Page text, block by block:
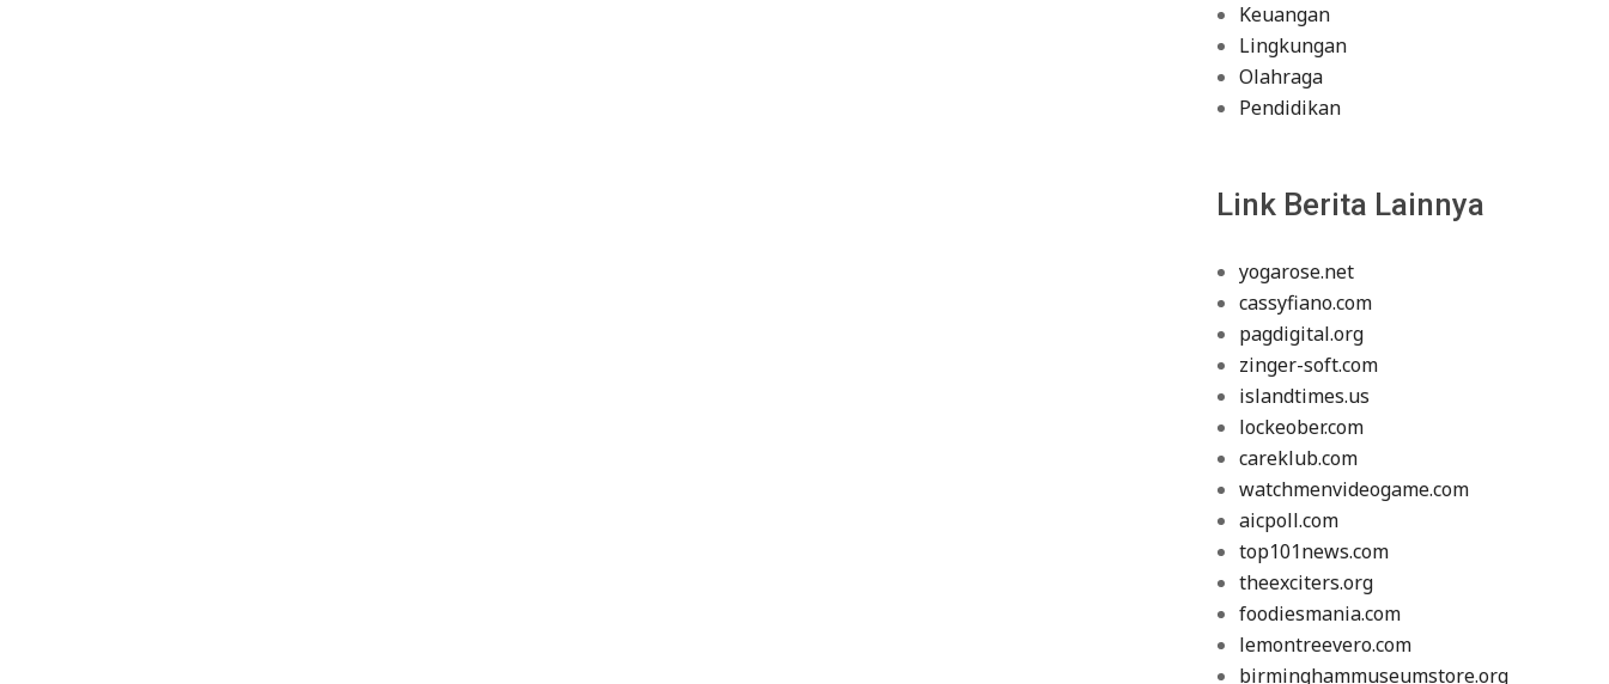
Keuangan
Lingkungan
Olahraga
Pendidikan
Link Berita Lainnya
yogarose.net
cassyfiano.com
pagdigital.org
zinger-soft.com
islandtimes.us
lockeober.com
careklub.com
watchmenvideogame.com
aicpoll.com
top101news.com
theexciters.org
foodiesmania.com
lemontreevero.com
birminghammuseumstore.org